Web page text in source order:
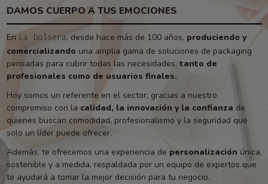
DAMOS CUERPO A TUS EMOCIONES
En La bolsera, desde hace más de 100 años, produciendo y
comercializando una amplia gama de soluciones de packaging
pensadas para cubrir todas las necesidades, tanto de
profesionales como de usuarios finales.
Hoy somos un referente en el sector, gracias a nuestro
compromiso con la calidad, la innovación y la confianza de
quienes buscan comodidad, profesionalismo y la seguridad que
solo un líder puede ofrecer.
Además, te ofrecemos una experiencia de personalización única,
sostenible y a medida, respaldada por un equipo de expertos que
te ayudará a tomar la mejor decisión para tu negocio.